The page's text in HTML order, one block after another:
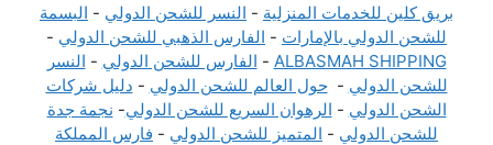
بريق كلين للخدمات المنزلية - النسر للشحن الدولي - البسمة
للشحن الدولي بالإمارات - الفارس الذهبي للشحن الدولي -
ALBASMAH SHIPPING
- الفارس للشحن الدولي - النسر
للشحن الدولي -حول العالم للشحن الدولي - دليل شركات
الشحن الدولي - الرهوان السريع للشحن الدولي- نجمة جدة
للشحن الدولي - المتميز للشحن الدولي - فارس المملكة